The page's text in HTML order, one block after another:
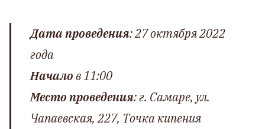
Дата проведения: 27 октября 2022
года
Началов 11:00
Место проведения: г. Самаре, ул.
Чапаевская, 227, Точка кипения